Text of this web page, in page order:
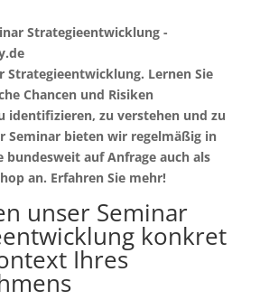
Strategieentwicklung. Lernen Sie
Chancen und Risiken
identifizieren, zu verstehen und zu
Seminar bieten wir regelmäßig in
bundesweit auf Anfrage auch als
an. Erfahren Sie mehr!
unser Seminar
konkret
Ihres